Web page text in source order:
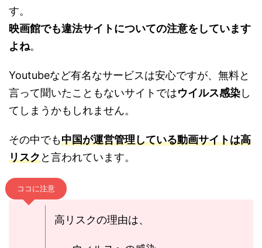
す。
映画館でも違法サイトについての注意をしています
よね。
Youtubeなど有名なサービスは安心ですが、無料と
言って聞いたこともないサイトではウイルス感染し
てしまうかもしれません。
その中でも中国が運営管理している動画サイトは高
リスクと言われています。
ココに注意
高リスクの理由は、